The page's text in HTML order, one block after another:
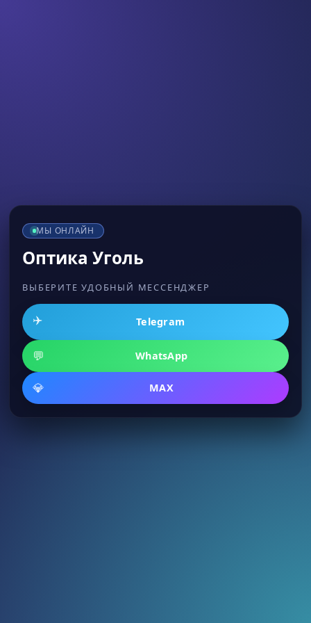
МЫ ОНЛАЙН
Оптика Уголь
ВЫБЕРИТЕ УДОБНЫЙ МЕССЕНДЖЕР
✈️ Telegram
💬 WhatsApp
💎 MAX